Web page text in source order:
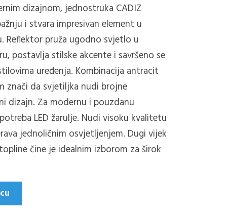
dizajnom, jednostruka CADIZ
i stvara impresivan element u
Reflektor pruža ugodno svjetlo u
postavlja stilske akcente i savršeno se
uređenja. Kombinacija antracit
znači da svjetiljka nudi brojne
dizajn. Za modernu i pouzdanu
LED žarulje. Nudi visoku kvalitetu
jednoličnim osvjetljenjem. Dugi vijek
čine je idealnim izborom za širok